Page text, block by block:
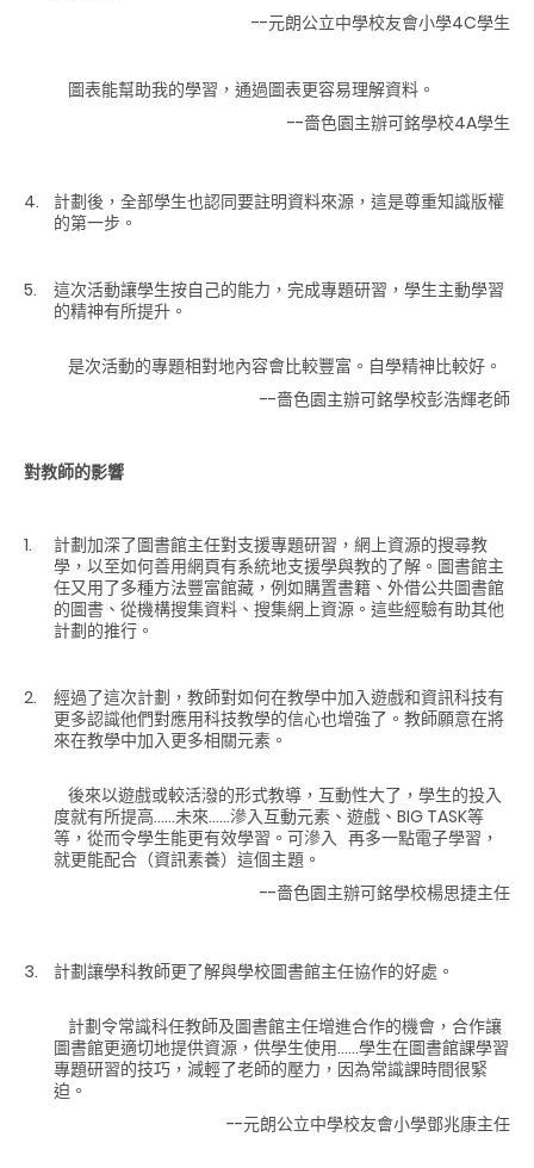
--元朗公立中學校友會小學4C學生
圖表能幫助我的學習，通過圖表更容易理解資料。
--嗇色園主辦可銘學校4A學生
計劃後，全部學生也認同要註明資料來源，這是尊重知識版權
的第一步。
這次活動讓學生按自己的能力，完成專題研習，學生主動學習
的精神有所提升。
是次活動的專題相對地內容會比較豐富。自學精神比較好。
--嗇色園主辦可銘學校彭浩輝老師
對教師的影響
計劃加深了圖書館主任對支援專題研習，網上資源的搜尋教
學，以至如何善用網頁有系統地支援學與教的了解。圖書館主
任又用了多種方法豐富館藏，例如購置書籍、外借公共圖書館
的圖書、從機構搜集資料、搜集網上資源。這些經驗有助其他
計劃的推行。
經過了這次計劃，教師對如何在教學中加入遊戲和資訊科技有
更多認識他們對應用科技教學的信心也增強了。教師願意在將
來在教學中加入更多相關元素。
後來以遊戲或較活潑的形式教導，互動性大了，學生的投入
度就有所提高……未來……滲入互動元素、遊戲、BIG TASK等
等，從而令學生能更有效學習。可滲入 再多一點電子學習，
就更能配合（資訊素養）這個主題。
--嗇色園主辦可銘學校楊思捷主任
計劃讓學科教師更了解與學校圖書館主任協作的好處。
計劃令常識科任教師及圖書館主任增進合作的機會，合作讓
圖書館更適切地提供資源，供學生使用……學生在圖書館課學習
專題研習的技巧，減輕了老師的壓力，因為常識課時間很緊
迫。
--元朗公立中學校友會小學鄧兆康主任